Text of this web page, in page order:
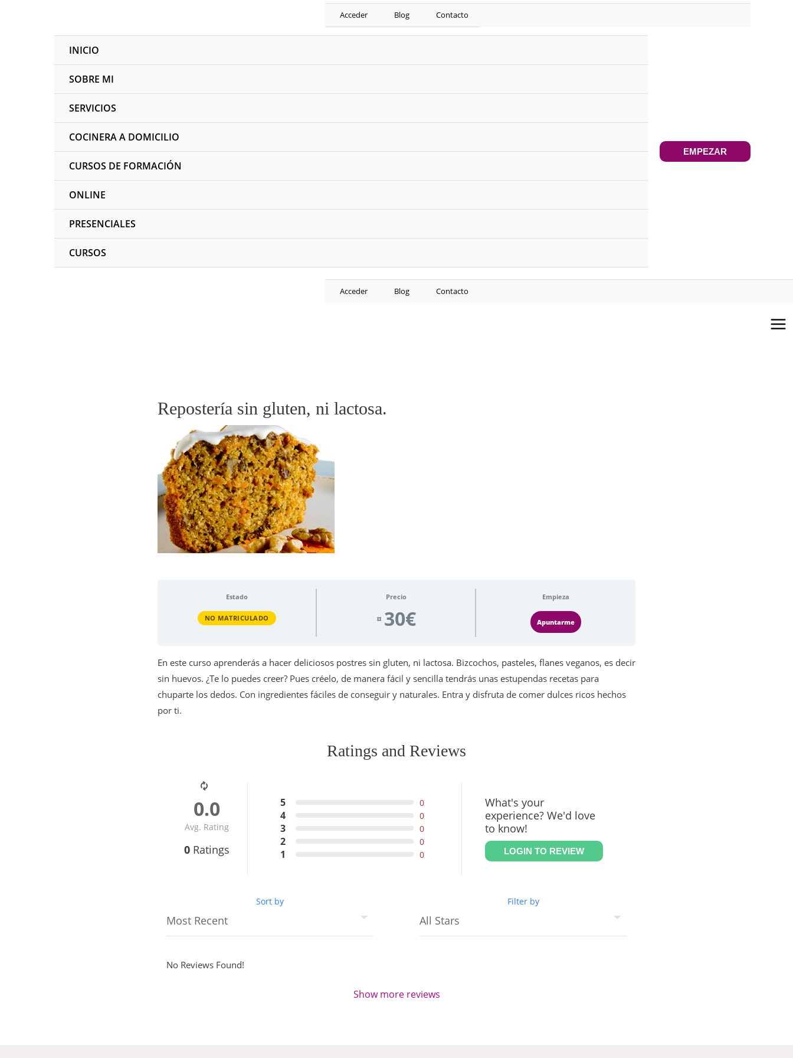
Acceder Blog Contacto
INICIO
SOBRE MI
SERVICIOS
COCINERA A DOMICILIO
CURSOS DE FORMACIÓN
ONLINE
PRESENCIALES
CURSOS
EMPEZAR
Acceder Blog Contacto
Repostería sin gluten, ni lactosa.
Estado
NO MATRICULADO
Precio
¤ 30€
Empieza
Apuntarme
En este curso aprenderás a hacer deliciosos postres sin gluten, ni lactosa. Bizcochos, pasteles, flanes veganos, es decir
sin huevos. ¿Te lo puedes creer? Pues créelo, de manera fácil y sencilla tendrás unas estupendas recetas para
chuparte los dedos. Con ingredientes fáciles de conseguir y naturales. Entra y disfruta de comer dulces ricos hechos
por ti.
Ratings and Reviews
0.0
Avg. Rating
0Ratings
5 0
4 0
3 0
2 0
1 0
What's your
experience? We'd love
to know!
LOGIN TO REVIEW
Sort by Filter by
No Reviews Found!
Show more reviews